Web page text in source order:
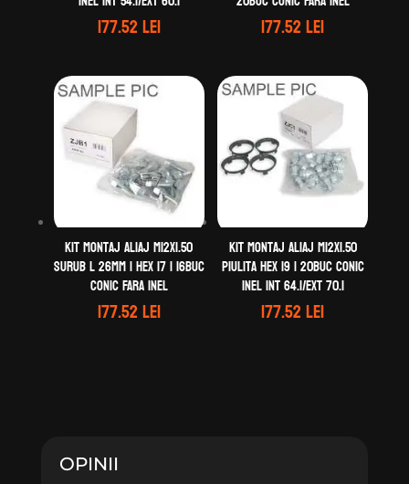
177.52lei 177.52lei
Kit montaj aliaj M12X1.50
Surub L 26mm | Hex 17 | 16buc
Conic Fara Inel
177.52lei
Kit montaj aliaj M12X1.50
Piulita Hex 19 | 20buc Conic
Inel Int 64.1/Ext 70.1
177.52lei
OPINII